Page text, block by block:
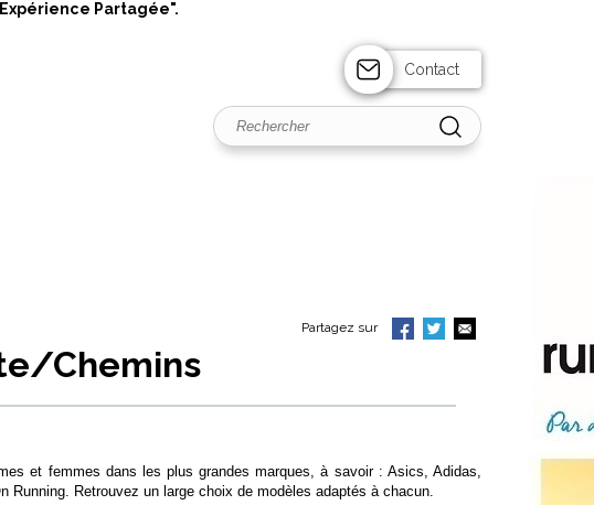
Partagée".
Contact
Partagez sur
Chemins
et femmes dans les plus grandes marques, à savoir : Asics, Adidas,
Retrouvez un large choix de modèles adaptés à chacun.